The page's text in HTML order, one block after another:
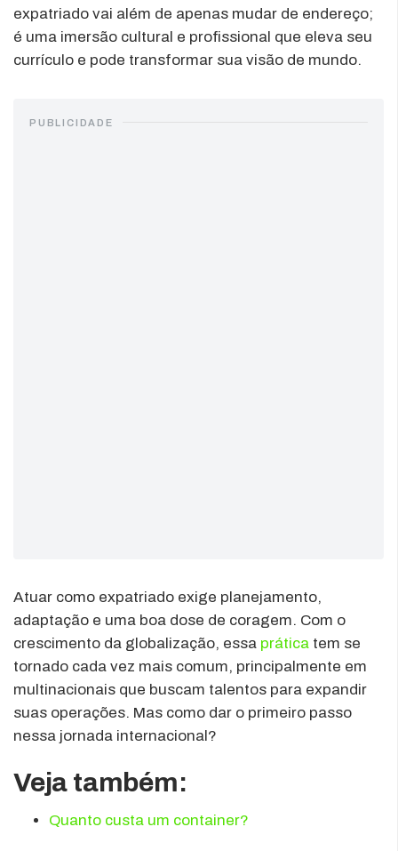
expatriado vai além de apenas mudar de endereço;
é uma imersão cultural e profissional que eleva seu
currículo e pode transformar sua visão de mundo.
PUBLICIDADE
Atuar como expatriado exige planejamento,
adaptação e uma boa dose de coragem. Com o
crescimento da globalização, essa prática tem se
tornado cada vez mais comum, principalmente em
multinacionais que buscam talentos para expandir
suas operações. Mas como dar o primeiro passo
nessa jornada internacional?
Veja também:
Quanto custa um container?